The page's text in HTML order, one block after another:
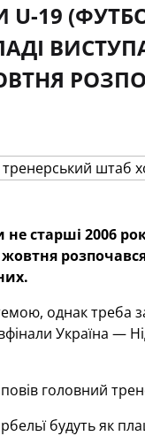
19
не старші 2006
однак треба
Україна
головний
будуть як